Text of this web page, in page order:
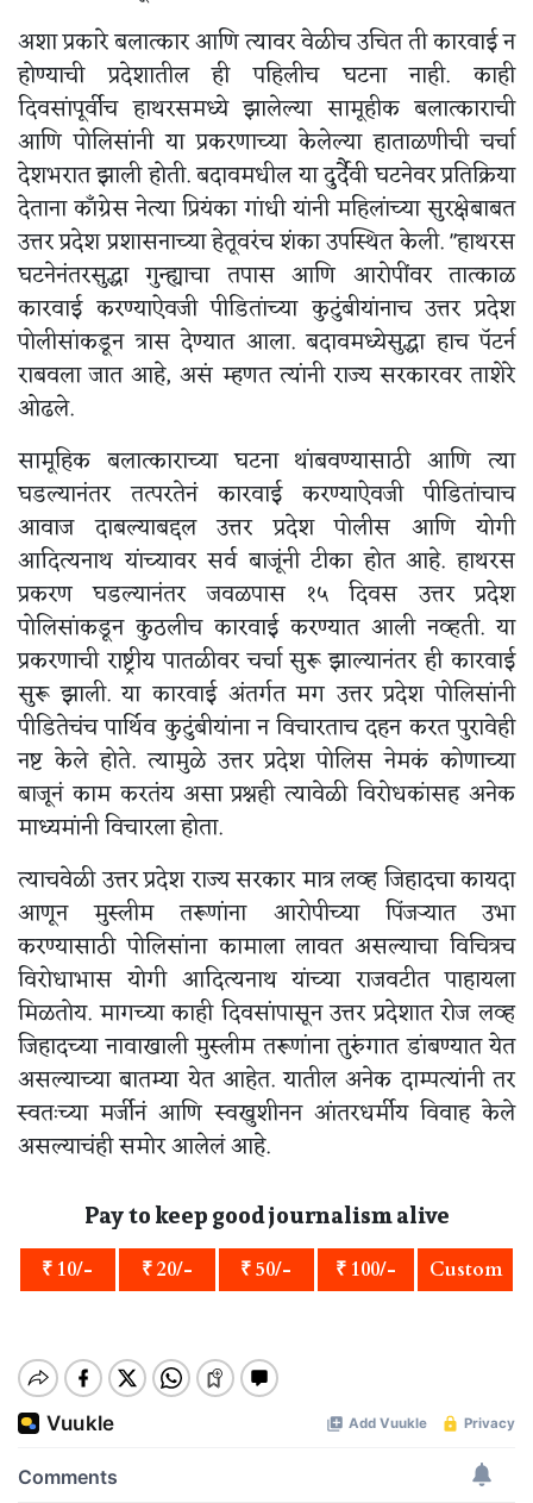
अशा प्रकारे बलात्कार आणि त्यावर वेळीच उचित ती कारवाई न
होण्याची प्रदेशातील ही पहिलीच घटना नाही. काही
दिवसांपूर्वीच हाथरसमध्ये झालेल्या सामूहीक बलात्काराची
आणि पोलिसांनी या प्रकरणाच्या केलेल्या हाताळणीची चर्चा
देशभरात झाली होती. बदावमधील या दुर्दैवी घटनेवर प्रतिक्रिया
देताना कॉंग्रेस नेत्या प्रियंका गांधी यांनी महिलांच्या सुरक्षेबाबत
उत्तर प्रदेश प्रशासनाच्या हेतूवरंच शंका उपस्थित केली. "हाथरस
घटनेनंतरसुद्धा गुन्ह्याचा तपास आणि आरोपींवर तात्काळ
कारवाई करण्याऐवजी पीडितांच्या कुटुंबीयांनाच उत्तर प्रदेश
पोलीसांकडून त्रास देण्यात आला. बदावमध्येसुद्धा हाच पॅटर्न
राबवला जात आहे, असं म्हणत त्यांनी राज्य सरकारवर ताशेरे
ओढले.
सामूहिक बलात्काराच्या घटना थांबवण्यासाठी आणि त्या
घडल्यानंतर तत्परतेनं कारवाई करण्याऐवजी पीडितांचाच
आवाज दाबल्याबद्दल उत्तर प्रदेश पोलीस आणि योगी
आदित्यनाथ यांच्यावर सर्व बाजूंनी टीका होत आहे. हाथरस
प्रकरण घडल्यानंतर जवळपास १५ दिवस उत्तर प्रदेश
पोलिसांकडून कुठलीच कारवाई करण्यात आली नव्हती. या
प्रकरणाची राष्ट्रीय पातळीवर चर्चा सुरू झाल्यानंतर ही कारवाई
सुरू झाली. या कारवाई अंतर्गत मग उत्तर प्रदेश पोलिसांनी
पीडितेचंच पार्थिव कुटुंबीयांना न विचारताच दहन करत पुरावेही
नष्ट केले होते‌. त्यामुळे उत्तर प्रदेश पोलिस नेमकं कोणाच्या
बाजूनं काम करतंय असा प्रश्नही त्यावेळी विरोधकांसह अनेक
माध्यमांनी विचारला होता.
त्याचवेळी उत्तर प्रदेश राज्य सरकार मात्र लव्ह जिहादचा कायदा
आणून मुस्लीम तरूणांना आरोपीच्या पिंजऱ्यात उभा
करण्यासाठी पोलिसांना कामाला लावत असल्याचा विचित्रच
विरोधाभास योगी आदित्यनाथ यांच्या राजवटीत पाहायला
मिळतोय. मागच्या काही दिवसांपासून उत्तर प्रदेशात रोज लव्ह
जिहादच्या नावाखाली मुस्लीम तरूणांना तुरुंगात डांबण्यात येत
असल्याच्या बातम्या येत आहेत. यातील अनेक दाम्पत्यांनी तर
स्वतःच्या मर्जीनं आणि स्वखुशीनन आंतरधर्मीय विवाह केले
असल्याचंही समोर आलेलं आहे.
Pay to keep good journalism alive
₹ 10/- ₹ 20/- ₹ 50/- ₹ 100/- Custom